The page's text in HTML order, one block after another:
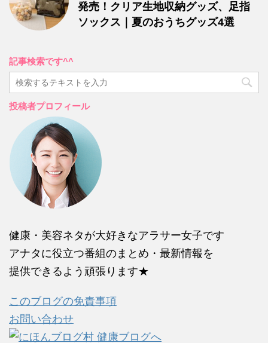
発売！クリア生地収納グッズ、足指
ソックス｜夏のおうちグッズ4選
記事検索です^^
投稿者プロフィール
健康・美容ネタが大好きなアラサー女子です
アナタに役立つ番組のまとめ・最新情報を
提供できるよう頑張ります★
このブログの免責事項
お問い合わせ